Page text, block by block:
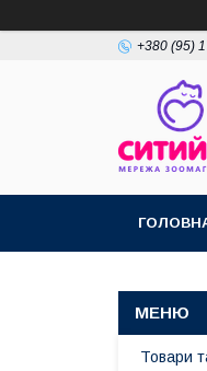
+380 (95)
Товари